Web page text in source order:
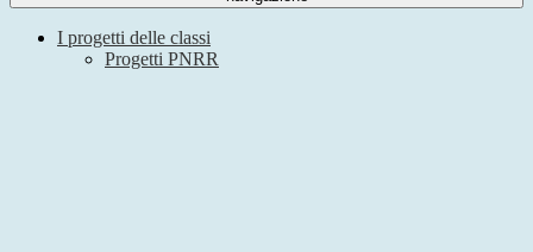
I progetti delle classi
Progetti PNRR